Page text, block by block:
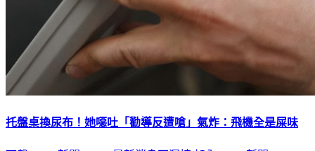
托盤桌換尿布！她噁吐「勸導反遭嗆」氣炸：飛機全是屎味